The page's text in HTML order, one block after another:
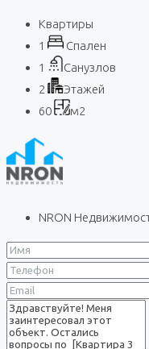
Квартиры
1
Спален
1
Санузлов
2
Этажей
60
м2
NRON